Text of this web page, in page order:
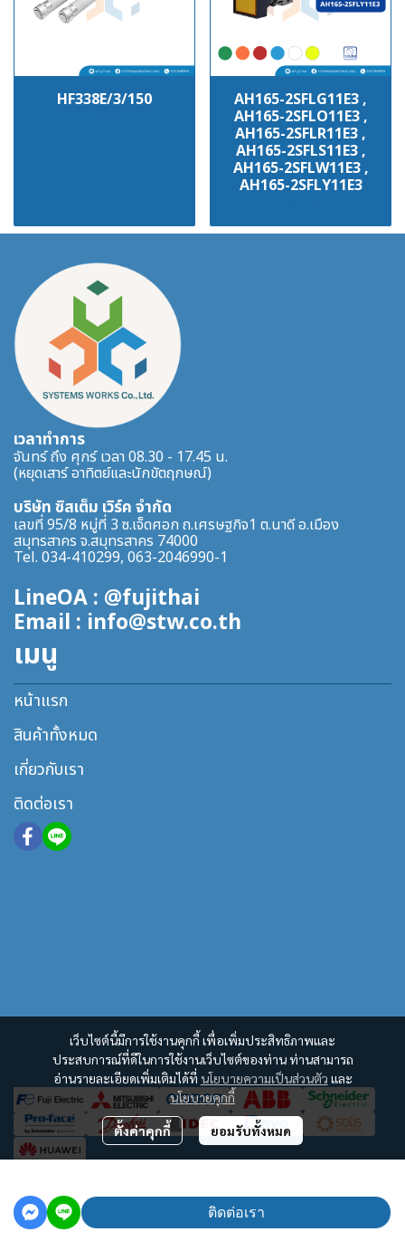
HF338E/3/150 AH165-2SFLG11E3 ,
AH165-2SFLO11E3 ,
AH165-2SFLR11E3 ,
AH165-2SFLS11E3 ,
AH165-2SFLW11E3 ,
AH165-2SFLY11E3
ติดต่อเรา
เว็บไซต์นี้มีการใช้งานคุกกี้ เพื่อเพิ่มประสิทธิภาพและ
ประสบการณ์ที่ดีในการใช้งานเว็บไซต์ของท่าน ท่านสามารถ
อ่านรายละเอียดเพิ่มเติมได้ที่ นโยบายความเป็นส่วนตัว และ
นโยบายคุกกี้
ตั้งค่าคุกกี้ ยอมรับทั้งหมด
เวลาทำการ
จันทร์ ถึง ศุกร์ เวลา 08.30 - 17.45 น.
(หยุดเสาร์ อาทิตย์และนักขัตฤกษณ์)
บริษัท ซิสเต็ม เวิร์ค จำกัด
เลขที่ 95/8 หมู่ที่ 3 ซ.เจ็ดศอก ถ.เศรษฐกิจ1 ต.นาดี อ.เมือง
สมุทรสาคร จ.สมุทรสาคร 74000
Tel. 034-410299, 063-2046990-1
LineOA : @fujithai
Email : info@stw.co.th
เมนู
หน้าแรก
สินค้าทั้งหมด
เกี่ยวกับเรา
ติดต่อเรา
Copyright | All Rights Reserved | Powered by MWE
Powered By MakeWebEasy